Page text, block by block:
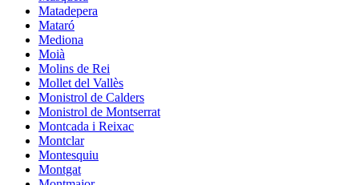
Matadepera
Mataró
Mediona
Moià
Molins de Rei
Mollet del Vallès
Monistrol de Calders
Monistrol de Montserrat
Montcada i Reixac
Montclar
Montesquiu
Montgat